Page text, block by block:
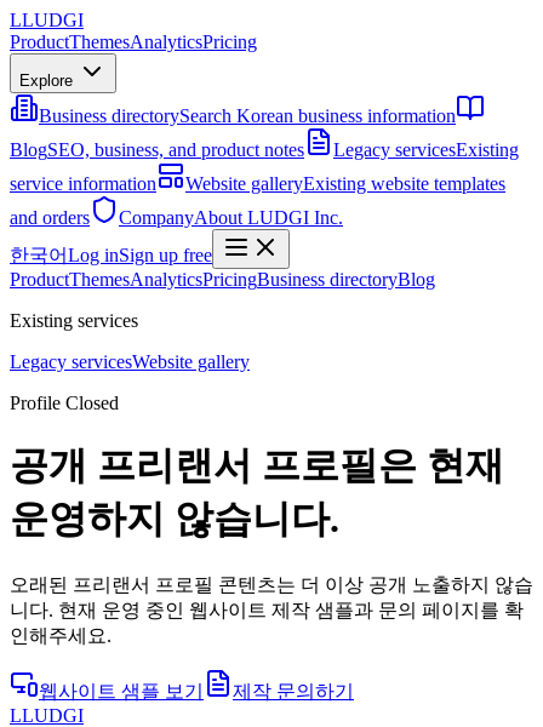
LLUDGI
ProductThemesAnalyticsPricing
Explore
Business directorySearch Korean business information
BlogSEO, business, and product notes Legacy servicesExisting
service information
Website galleryExisting website templates
and orders
CompanyAbout LUDGI Inc.
한국어Log inSign up free
ProductThemesAnalyticsPricingBusiness directoryBlog
Existing services
Legacy servicesWebsite gallery
Profile Closed
공개 프리랜서 프로필은 현재
운영하지 않습니다.
오래된 프리랜서 프로필 콘텐츠는 더 이상 공개 노출하지 않습
니다. 현재 운영 중인 웹사이트 제작 샘플과 문의 페이지를 확
인해주세요.
웹사이트 샘플 보기
제작 문의하기
LLUDGI